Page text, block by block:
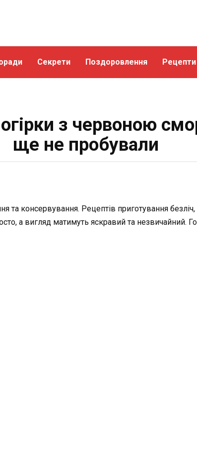
Секрети Поздоровлення Рецепти
з червоною
ще не пробували
та консервування. Рецептів приготування
а вигляд матимуть яскравий та незвичайний.